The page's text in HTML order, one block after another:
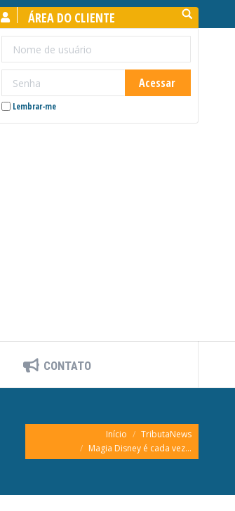
Search:
ÁREA DO CLIENTE
Lembrar-me
CONTATO
Você está aqui:
Início
TributaNews
Magia Disney é cada vez…